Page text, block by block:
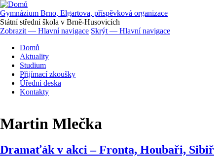
Přejít
k
hlavnímu
obsahu
Gymnázium Brno, Elgartova, příspěvková organizace
Státní střední škola v Brně-Husovicích
Hlavní
navigace
Zobrazit — Hlavní navigace Skrýt — Hlavní navigace
Domů
Aktuality
Studium
Přijímací zkoušky
Úřední deska
Kontakty
Martin Mlečka
Dramaťák v akci – Fronta, Houbaři, Sibiř